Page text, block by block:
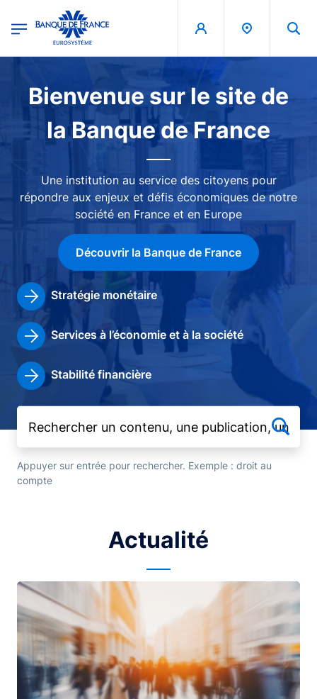
Banque de France - Menu Principal
Bienvenue sur le site de
la Banque de France
Une institution au service des citoyens pour
répondre aux enjeux et défis économiques de notre
société en France et en Europe
Découvrir la Banque de France
Stratégie monétaire
Services à l’économie et à la société
Stabilité financière
Appuyer sur entrée pour rechercher. Exemple : droit au
compte
Actualité
Image